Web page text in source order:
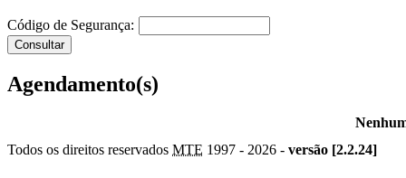
Código de Segurança:
Agendamento(s)
Todos os direitos reservados MTE 1997 - 2026 - versão [2.2.24]